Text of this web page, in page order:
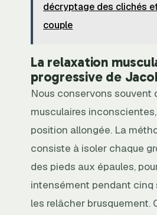
décryptage des clichés
couple
La relaxation
progressive de
Nous conservons souvent
musculaires
position allongée. La
consiste à isoler chaque
des pieds aux épaules,
intensément pendant cinq
les relâcher brusquement.